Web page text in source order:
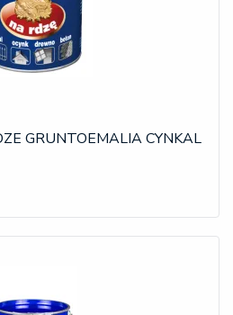
GRUNTOEMALIA CYNKAL